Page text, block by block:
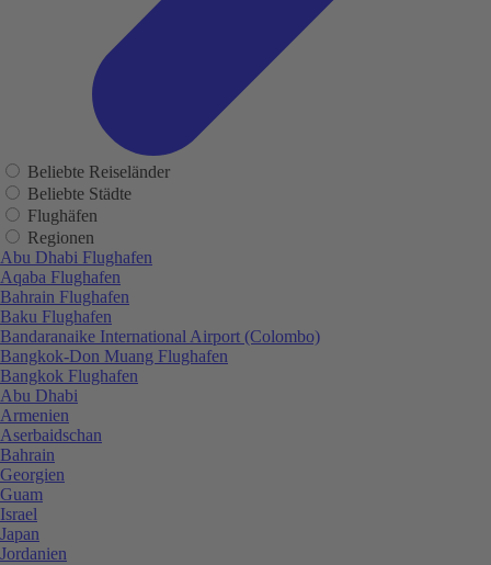
Beliebte Reiseländer
Beliebte Städte
Flughäfen
Regionen
Abu Dhabi Flughafen
Aqaba Flughafen
Bahrain Flughafen
Baku Flughafen
Bandaranaike International Airport (Colombo)
Bangkok-Don Muang Flughafen
Bangkok Flughafen
Abu Dhabi
Armenien
Aserbaidschan
Bahrain
Georgien
Guam
Israel
Japan
Jordanien